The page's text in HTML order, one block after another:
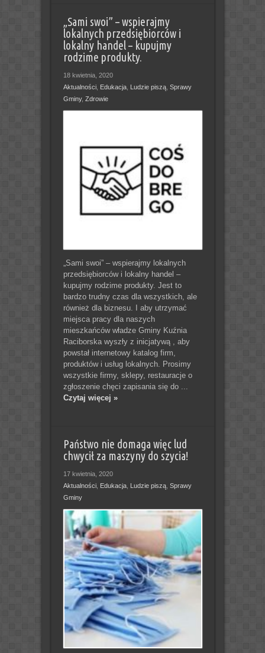
„Sami swoi” – wspierajmy
lokalnych przedsiębiorców i
lokalny handel – kupujmy
rodzime produkty.
18 kwietnia, 2020
Aktualności, Edukacja, Ludzie piszą, Sprawy
Gminy, Zdrowie
„Sami swoi” – wspierajmy lokalnych
przedsiębiorców i lokalny handel –
kupujmy rodzime produkty. Jest to
bardzo trudny czas dla wszystkich, ale
również dla biznesu. I aby utrzymać
miejsca pracy dla naszych
mieszkańców władze Gminy Kuźnia
Raciborska wyszły z inicjatywą , aby
powstał internetowy katalog firm,
produktów i usług lokalnych. Prosimy
wszystkie firmy, sklepy, restauracje o
zgłoszenie chęci zapisania się do ...
Czytaj więcej »
Państwo nie domaga więc lud
chwycił za maszyny do szycia!
17 kwietnia, 2020
Aktualności, Edukacja, Ludzie piszą, Sprawy
Gminy